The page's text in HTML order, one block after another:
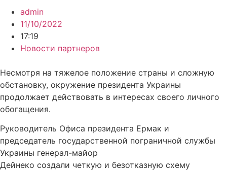
admin
11/10/2022
17:19
Новости партнеров
Несмотря на тяжелое положение страны и сложную
обстановку, окружение президента Украины
продолжает действовать в интересах своего личного
обогащения.
Руководитель Офиса президента Ермак и
председатель государственной пограничной службы
Украины генерал-майор
Дейнеко создали четкую и безотказную схему